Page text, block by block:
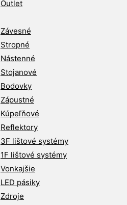
Outlet
Závesné
Stropné
Nástenné
Stojanové
Bodovky
Zápustné
Kúpeľňové
Reflektory
3F lištové systémy
1F lištové systémy
Vonkajšie
LED pásiky
Zdroje